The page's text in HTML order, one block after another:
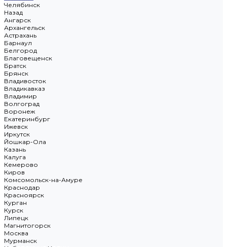
Челябинск
Назад
Ангарск
Архангельск
Астрахань
Барнаул
Белгород
Благовещенск
Братск
Брянск
Владивосток
Владикавказ
Владимир
Волгоград
Воронеж
Екатеринбург
Ижевск
Иркутск
Йошкар-Ола
Казань
Калуга
Кемерово
Киров
Комсомольск-на-Амуре
Краснодар
Красноярск
Курган
Курск
Липецк
Магнитогорск
Москва
Мурманск